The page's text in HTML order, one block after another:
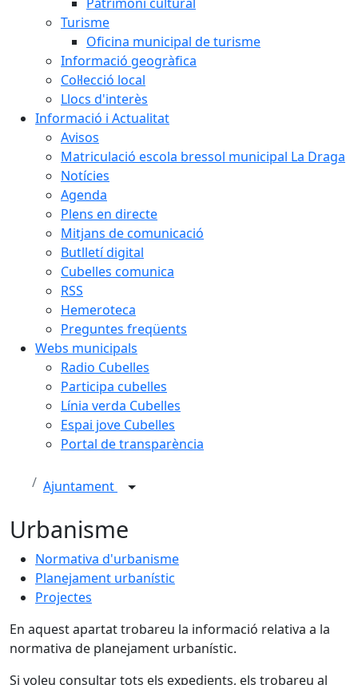
Turisme
Oficina municipal de turisme
Informació geogràfica
Col·lecció local
Llocs d'interès
Informació i Actualitat
Avisos
Matriculació escola bressol municipal La Draga
Notícies
Agenda
Plens en directe
Mitjans de comunicació
Butlletí digital
Cubelles comunica
RSS
Hemeroteca
Preguntes freqüents
Webs municipals
Radio Cubelles
Participa cubelles
Línia verda Cubelles
Espai jove Cubelles
Portal de transparència
Ajuntament
Urbanisme
Normativa d'urbanisme
Planejament urbanístic
Projectes
En aquest apartat trobareu la informació relativa a la
normativa de planejament urbanístic.
Si voleu consultar tots els expedients, els trobareu al